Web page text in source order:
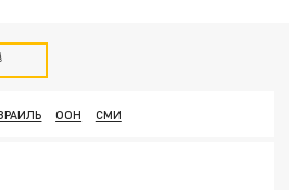
ООН СМИ